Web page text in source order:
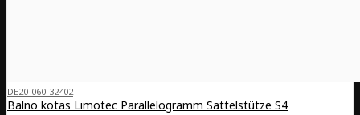
DE20-060-32402
Balno kotas Limotec Parallelogramm Sattelstütze S4